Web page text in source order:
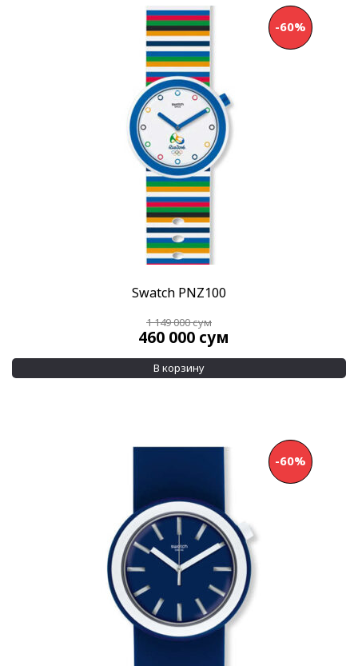
Swatch PNZ100
-60%
1 149 000сум
460 000 сум
В корзину
-60%